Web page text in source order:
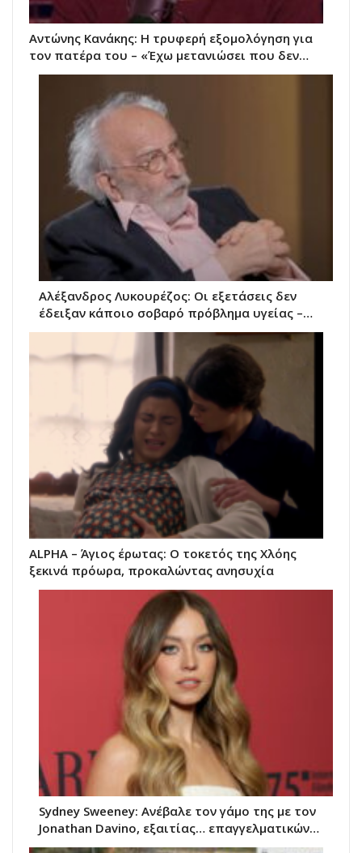
Αντώνης Κανάκης: Η τρυφερή εξομολόγηση για
τον πατέρα του – «Έχω μετανιώσει που δεν…
Αλέξανδρος Λυκουρέζος: Οι εξετάσεις δεν
έδειξαν κάποιο σοβαρό πρόβλημα υγείας –…
ALPHA – Άγιος έρωτας: Ο τοκετός της Χλόης
ξεκινά πρόωρα, προκαλώντας ανησυχία
Sydney Sweeney: Ανέβαλε τον γάμο της με τον
Jonathan Davino, εξαιτίας… επαγγελματικών…